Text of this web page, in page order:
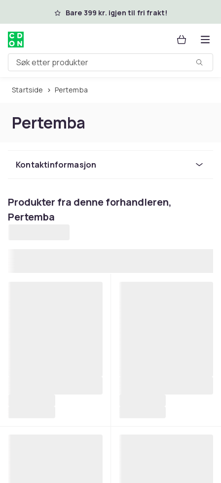
Hopp til hovedinnholdBare 399 kr. igjen til fri frakt!
Søk etter produkter
Startside Pertemba
Pertemba
Kontaktinformasjon
Produkter fra denne forhandleren,
Pertemba